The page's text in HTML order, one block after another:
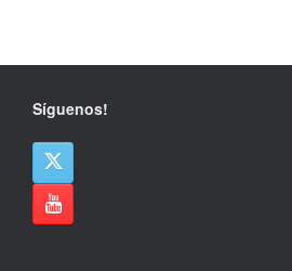
Síguenos!